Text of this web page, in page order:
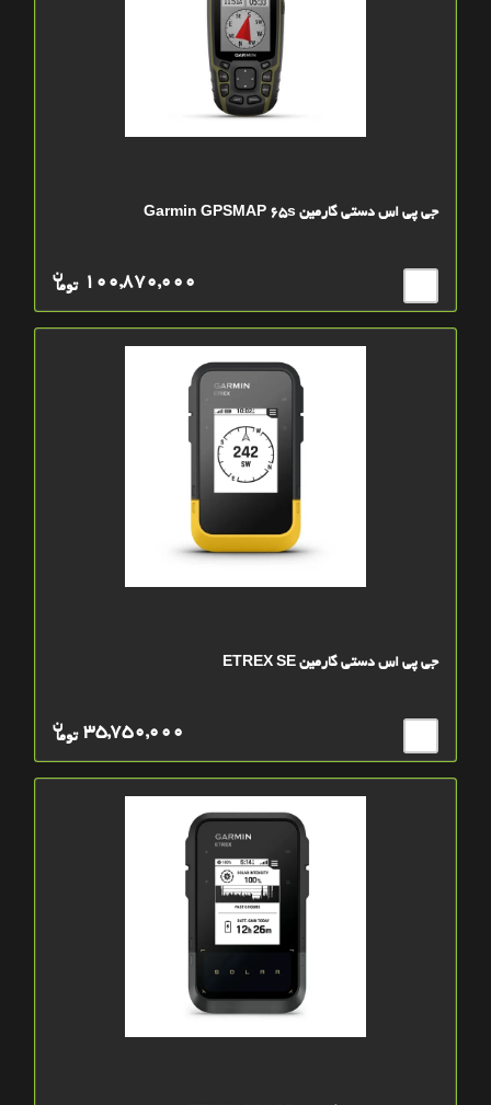
جی پی اس دستی گارمین Garmin GPSMAP 65s
توما
ن 100,870,000
جی پی اس دستی گارمین ETREX SE
توما
ن 35,750,000